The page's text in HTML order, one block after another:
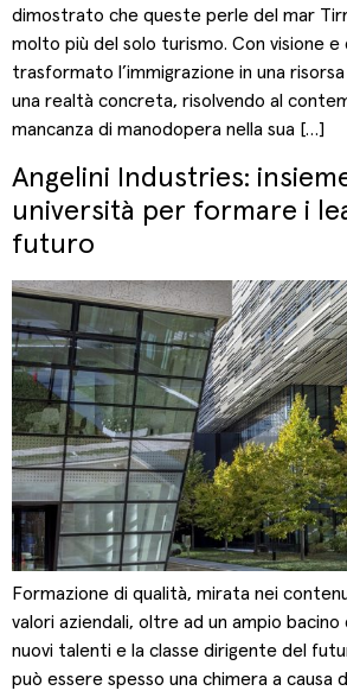
dimostrato che queste perle del mar
molto più del solo turismo. Con visione e
trasformato l’immigrazione in una
una realtà concreta, risolvendo al
mancanza di manodopera nella sua […]
Angelini Industries:
università per formare i
futuro
Formazione di qualità, mirata nei
valori aziendali, oltre ad un ampio
nuovi talenti e la classe dirigente del
può essere spesso una chimera a causa